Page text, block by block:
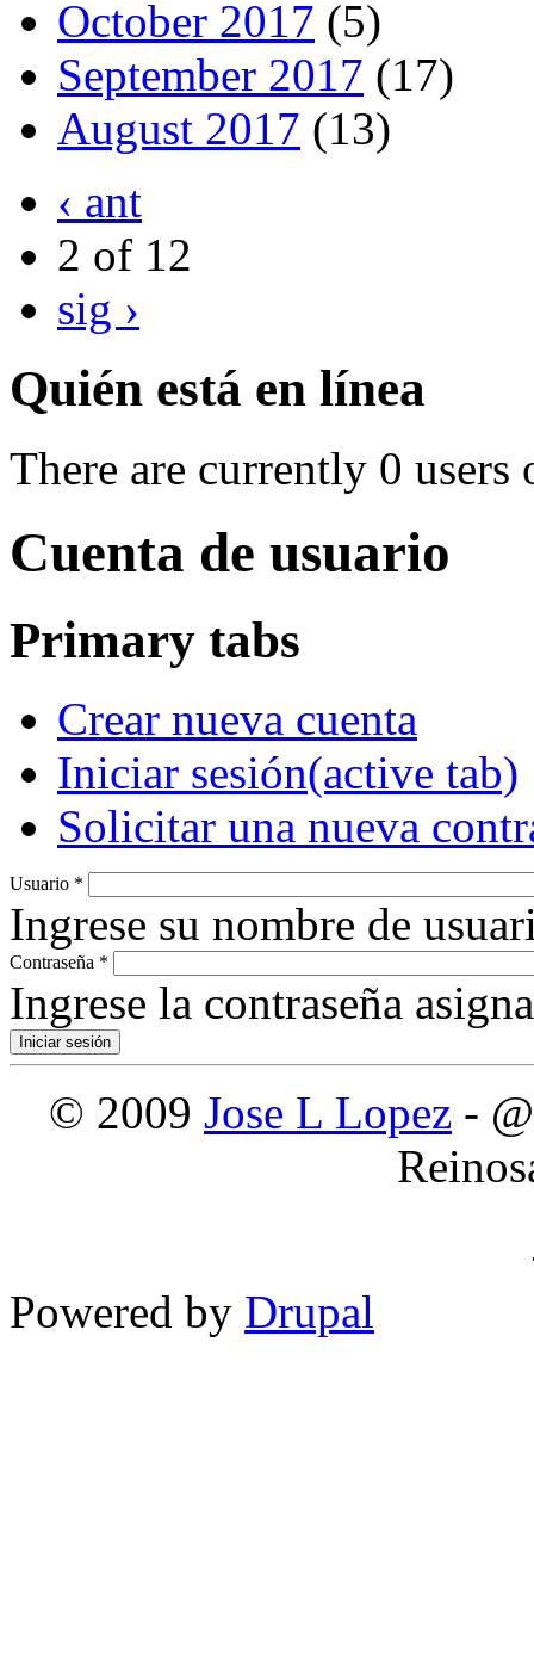
October 2017 (5)
September 2017 (17)
August 2017 (13)
‹ ant
2 of 12
sig ›
Quién está en línea
There are currently 0 users
Cuenta de usuario
Primary tabs
Crear nueva cuenta
Iniciar sesión(active tab)
Solicitar una nueva
Usuario *
Ingrese su nombre de
Contraseña *
Ingrese la contraseña
© 2009 Jose L Lopez -
Powered by Drupal